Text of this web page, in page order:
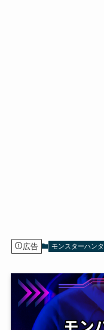
広告 モンスターハン